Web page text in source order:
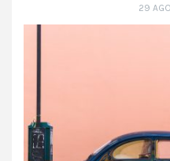
29